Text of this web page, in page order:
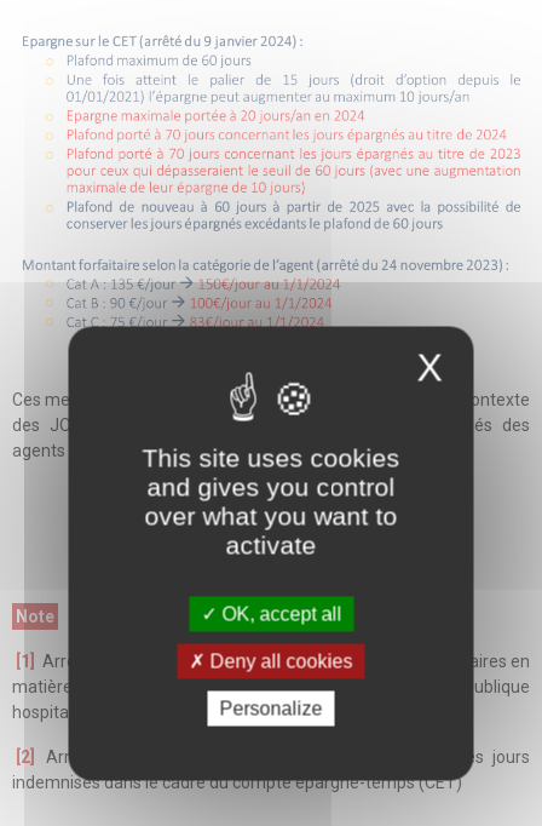
Ces mesures préventives semblent indispensables dans le contexte
des JO qui vont fortement impacter les prises de congés des
agents de la fonction publique hospitalière.
Note
[1]
Arrêté du 9 janvier 2024 créant des dispositions temporaires en
matière de compte épargne-temps dans la fonction publique
hospitalière
[2]
Arrêté du 24 novembre 2023 fixant les montants des jours
indemnisés dans le cadre du compte épargne-temps (CET)
X
This site uses cookies
and gives you control
over what you want to
activate
OK, accept all
Deny all cookies
Personalize